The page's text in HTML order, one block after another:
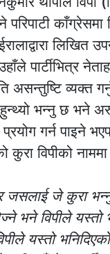
लिखित
पार्टीभित्र
असन्तुष्टि व्यक्त
भन्नु छ
गर्न पाइने
विपीको
जसलाई जे कुरा
भने विपीले
यस्तो